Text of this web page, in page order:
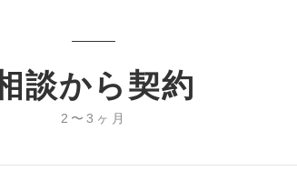
談から契約
2〜3ヶ月